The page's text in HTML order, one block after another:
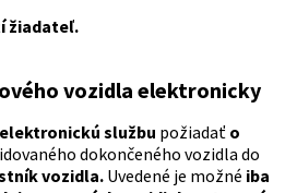
žiadateľ.
vozidla elektronicky
službu požiadať o
dokončeného vozidla do
vozidla. Uvedené je možné iba